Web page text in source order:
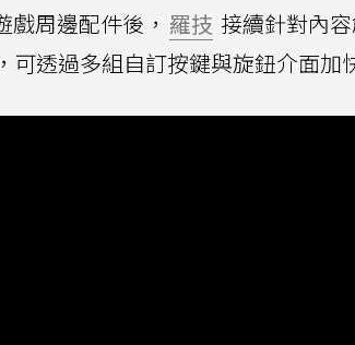
戲周邊配件後， 羅技 接續針對內
，可透過多組自訂按鍵與旋鈕介面加